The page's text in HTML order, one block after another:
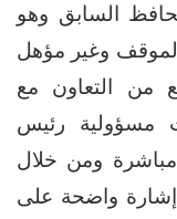
السابق وهو
وغير مؤهل
من التعاون مع
مسؤولية رئيس
مباشرة ومن خلال
إشارة واضحة على